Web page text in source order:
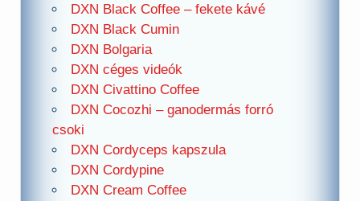
DXN Black Coffee – fekete kávé
DXN Black Cumin
DXN Bolgaria
DXN céges videók
DXN Civattino Coffee
DXN Cocozhi – ganodermás forró
csoki
DXN Cordyceps kapszula
DXN Cordypine
DXN Cream Coffee